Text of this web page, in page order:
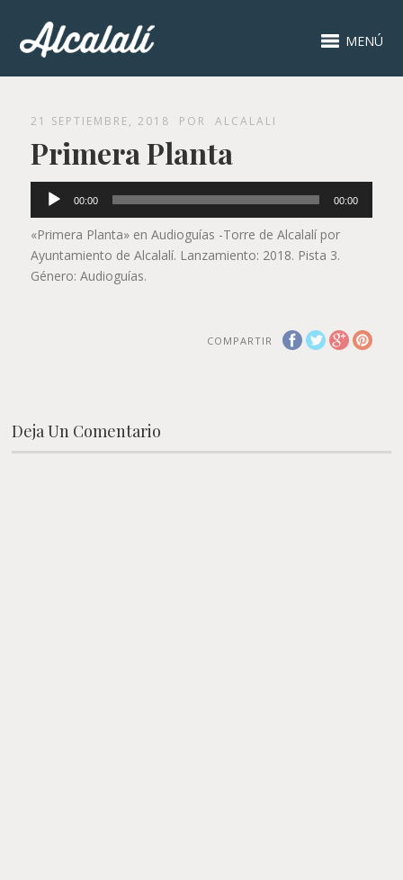
MENÚ
21 SEPTIEMBRE, 2018 POR ALCALALI
Primera Planta
Reproductor
audio
00:00 00:00
«Primera Planta» en Audioguías -Torre de Alcalalí por
Ayuntamiento de Alcalalí. Lanzamiento: 2018. Pista 3.
Género: Audioguías.
COMPARTIR
Deja Un Comentario